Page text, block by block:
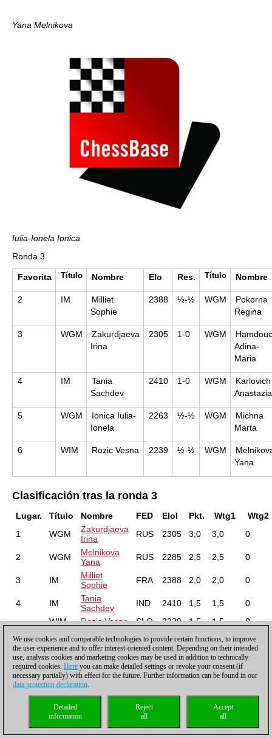
Yana Melnikova
Iulia-Ionela Ionica
Ronda 3
Favorita Título Nombre Elo Res. Título Nombre
2 IM
Milliet
Sophie
2388 ½-½ WGM
Pokorna
Regina
3 WGM
Zakurdjaeva
Irina
2305 1-0 WGM
Adina-
Maria
4 IM
Tania
Sachdev
2410 1-0 WGM
Karlovich
Anastazia
5 WGM
Ionica Iulia-
Ionela
2263 ½-½ WGM
Michna
Marta
6 WIM Rozic Vesna 2239 ½-½ WGM
Yana
Clasificación tras la ronda 3
Lugar. Título Nombre FED EloI Pkt. Wtg1
Wtg2
1
WGM
Zakurdjaeva
Irina
RUS 2305 3,0 3,0 0
2 WGM
Melnikova
Yana
RUS 2285 2,5 2,5 0
3 IM
Milliet
Sophie
FRA 2388 2,0 2,0 0
4 IM
Tania
Sachdev
IND 2410 1,5 1,5
0
WIM
Rozic Vesna SLO 2239 1,5 1,5
0
WGM
Pokorna
Regina
SVK 2381 1,5 1,5 0
7 WGM
Hamdouchi
Adina-Maria
ROU 2324 1,0 1,0 0
WGM
Ionica Iulia-
Ionela
WGM
Marta
GER 1,0
Karlovich
We use cookies and comparable technologies to provide certain functions, to improve
the user experience and to offer interest-oriented content. Depending on their intended
use, analysis cookies and marketing cookies may be used in addition to technically
required cookies. Here you can make detailed settings or revoke your consent (if
necessary partially) with effect for the future. Further information can be found in our
data protection declaration.
Accept
all
Reject
all
Detailed
information